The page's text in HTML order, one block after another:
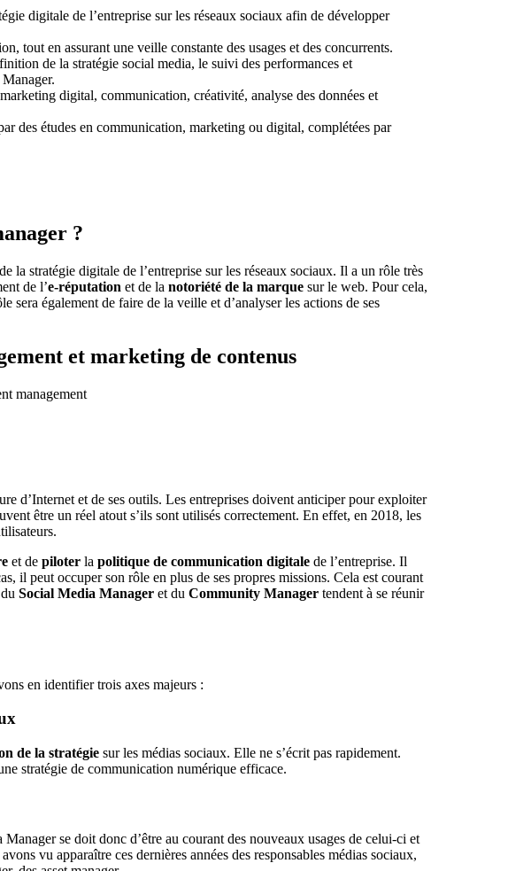
digitale de l’entreprise sur les réseaux sociaux afin de développer
tout en assurant une veille constante des usages et des concurrents.
de la stratégie social media, le suivi des performances et
digital, communication, créativité, analyse des données et
des études en communication, marketing ou digital, complétées par
?
la stratégie digitale de l’entreprise sur les réseaux sociaux. Il a un rôle très
de l’e-réputation et de la notoriété de la marquesur le web. Pour cela,
sera également de faire de la veille et d’analyser les actions de ses
et marketing de contenus
management
d’Internet et de ses outils. Les entreprises doivent anticiper pour exploiter
être un réel atout s’ils sont utilisés correctement. En effet, en 2018, les
et de piloterla politique de communication digitalede l’entreprise. Il
il peut occuper son rôle en plus de ses propres missions. Cela est courant
Social Media Manageret du Community Managertendent à se réunir
en identifier trois axes majeurs :
de la stratégiesur les médias sociaux. Elle ne s’écrit pas rapidement.
stratégie de communication numérique efficace.
se doit donc d’être au courant des nouveaux usages de celui-ci et
vu apparaître ces dernières années des responsables médias sociaux,